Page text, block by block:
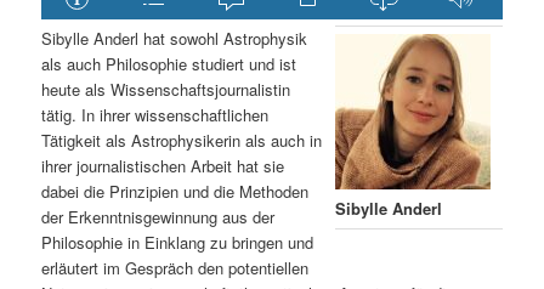
e
n
n
g
e
n
Sibylle Anderl
Sibylle Anderl hat sowohl Astrophysik
als auch Philosophie studiert und ist
heute als Wissenschaftsjournalistin
tätig. In ihrer wissenschaftlichen
Tätigkeit als Astrophysikerin als auch in
ihrer journalistischen Arbeit hat sie
dabei die Prinzipien und die Methoden
der Erkenntnisgewinnung aus der
Philosophie in Einklang zu bringen und
erläutert im Gespräch den potentiellen